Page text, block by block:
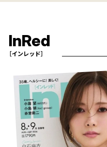
InRed
［インレッド］